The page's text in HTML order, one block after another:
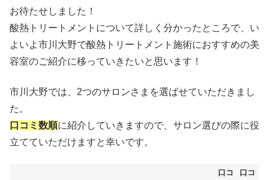
お待たせしました！
酸熱トリートメントについて詳しく分かったところで、い
よいよ市川大野で酸熱トリートメント施術におすすめの美
容室のご紹介に移っていきたいと思います！
市川大野では、2つのサロンさまを選ばせていただきまし
た。
口コミ数順に紹介していきますので、サロン選びの際に役
立てていただけますと幸いです。
口コ
口コ